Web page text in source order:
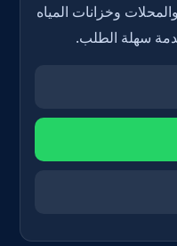
وخزانات المياه
سهلة الطلب.